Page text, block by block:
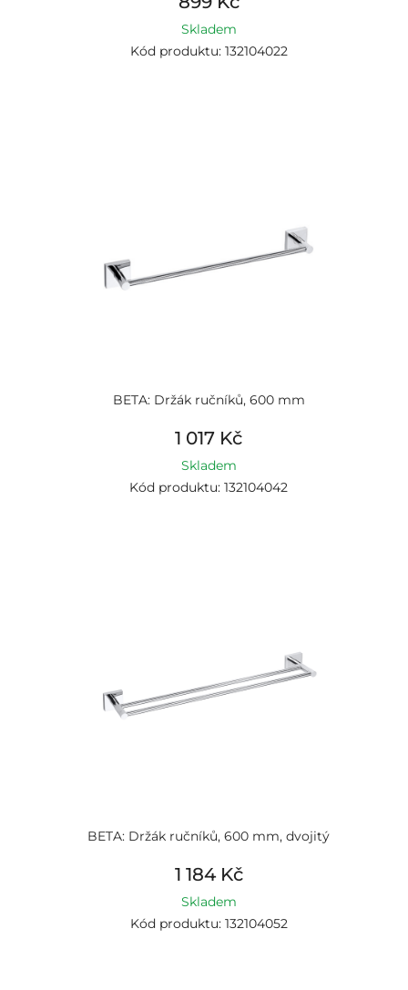
Skladem
Kód produktu: 132104022
BETA: Držák ručníků, 600 mm
1 017 Kč
Skladem
Kód produktu: 132104042
BETA: Držák ručníků, 600 mm, dvojitý
1 184 Kč
Skladem
Kód produktu: 132104052